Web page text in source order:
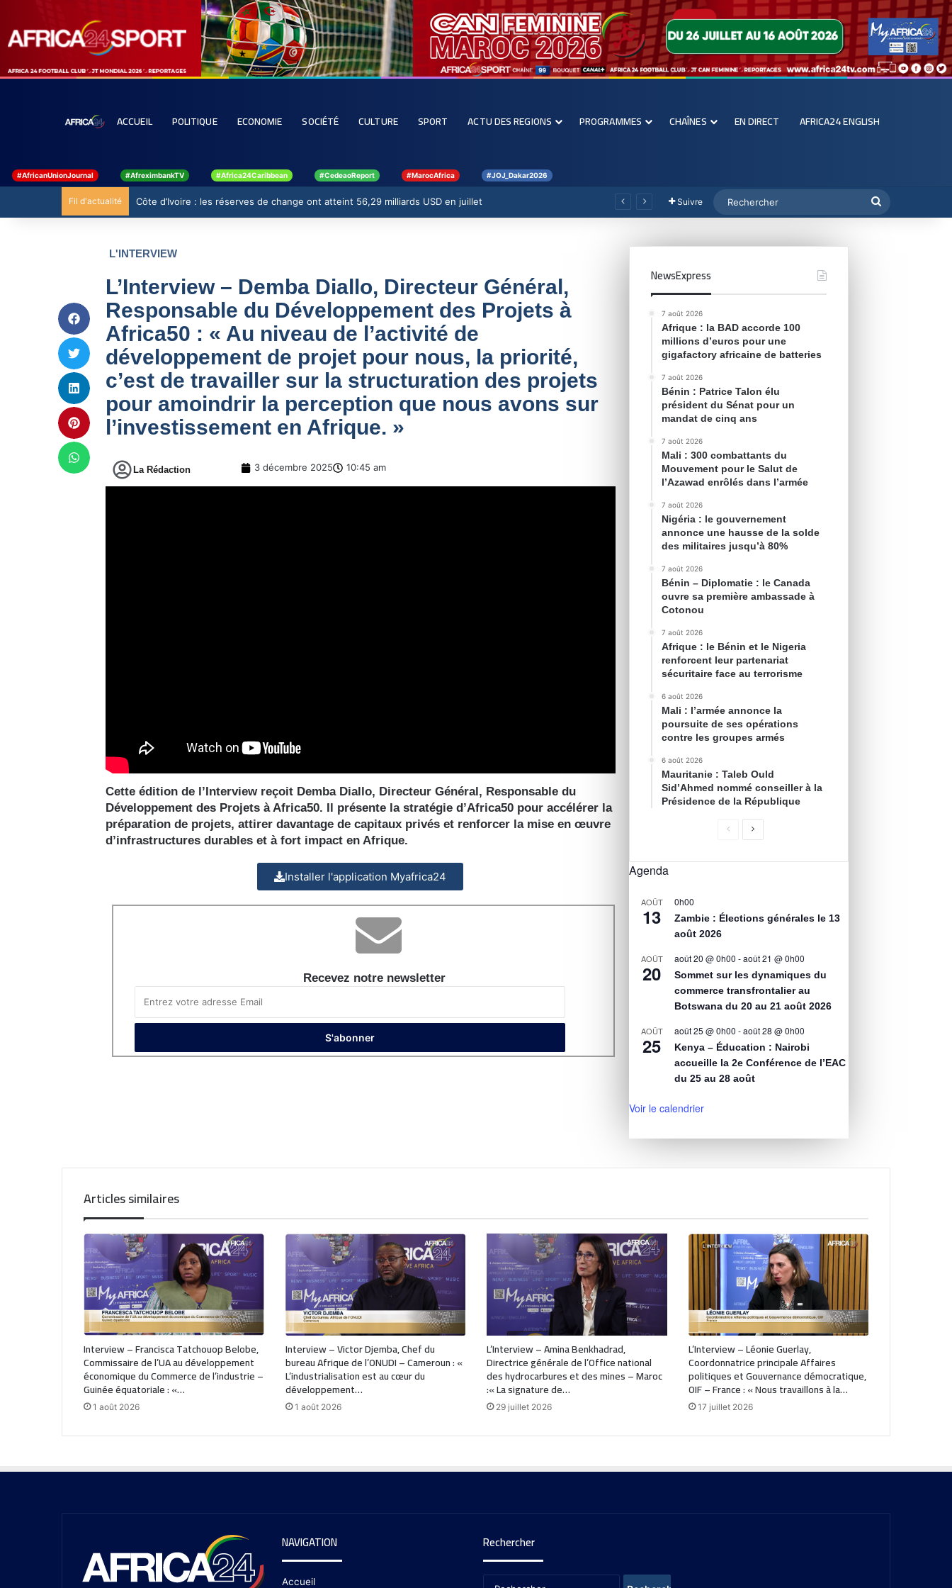
ACCUEIL POLITIQUE ECONOMIE SOCIÉTÉ CULTURE SPORT ACTU DES REGIONS PROGRAMMES CHAÎNES EN DIRECT AFRICA24 ENGLISH
#AfricanUnionJournal #AfreximbankTV #Africa24Caribbean #CedeaoReport #MarocAfrica #JOJ_Dakar2026
Fil d'actualité Côte d’Ivoire : les réserves de change ont atteint 56,29 milliards USD en juillet Suivre
L'INTERVIEW
L’Interview – Demba Diallo, Directeur Général,
Responsable du Développement des Projets à
Africa50 : « Au niveau de l’activité de
développement de projet pour nous, la priorité,
c’est de travailler sur la structuration des projets
pour amoindrir la perception que nous avons sur
l’investissement en Afrique. »
La Rédaction 3 décembre 2025 10:45 am
Cette édition de l’Interview reçoit Demba Diallo, Directeur Général, Responsable du
Développement des Projets à Africa50. Il présente la stratégie d’Africa50 pour accélérer la
préparation de projets, attirer davantage de capitaux privés et renforcer la mise en œuvre
d’infrastructures durables et à fort impact en Afrique.
Installer l'application Myafrica24
Recevez notre newsletter
NewsExpress
7 août 2026
Afrique : la BAD accorde 100
millions d’euros pour une
gigafactory africaine de batteries
7 août 2026
Bénin : Patrice Talon élu
président du Sénat pour un
mandat de cinq ans
7 août 2026
Mali : 300 combattants du
Mouvement pour le Salut de
l’Azawad enrôlés dans l’armée
7 août 2026
Nigéria : le gouvernement
annonce une hausse de la solde
des militaires jusqu’à 80%
7 août 2026
Bénin – Diplomatie : le Canada
ouvre sa première ambassade à
Cotonou
7 août 2026
Afrique : le Bénin et le Nigeria
renforcent leur partenariat
sécuritaire face au terrorisme
6 août 2026
Mali : l’armée annonce la
poursuite de ses opérations
contre les groupes armés
6 août 2026
Mauritanie : Taleb Ould
Sid’Ahmed nommé conseiller à la
Présidence de la République
Agenda
AOÛT
13
0h00
Zambie : Élections générales le 13
août 2026
AOÛT
20
août 20 @ 0h00 -août 21 @ 0h00
Sommet sur les dynamiques du
commerce transfrontalier au
Botswana du 20 au 21 août 2026
AOÛT
25
août 25 @ 0h00 -août 28 @ 0h00
Kenya – Éducation : Nairobi
accueille la 2e Conférence de l’EAC
du 25 au 28 août
Voir le calendrier
Articles similaires
Interview – Francisca Tatchouop Belobe,
Commissaire de l’UA au développement
économique du Commerce de l’industrie –
Guinée équatoriale : «…
1 août 2026
Interview – Victor Djemba, Chef du
bureau Afrique de l’ONUDI – Cameroun : «
L’industrialisation est au cœur du
développement…
1 août 2026
L’Interview – Amina Benkhadrad,
Directrice générale de l’Office national
des hydrocarbures et des mines – Maroc
:« La signature de…
29 juillet 2026
L’Interview – Léonie Guerlay,
Coordonnatrice principale Affaires
politiques et Gouvernance démocratique,
OIF – France : « Nous travaillons à la…
17 juillet 2026
NAVIGATION
Accueil
Rechercher